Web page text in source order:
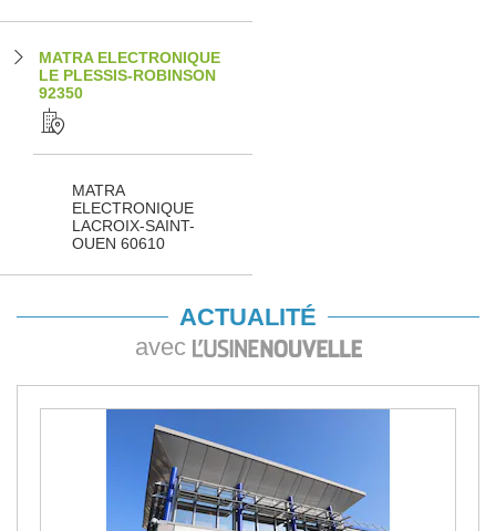
MATRA ELECTRONIQUE
LE PLESSIS-ROBINSON
92350
MATRA
ELECTRONIQUE
LACROIX-SAINT-
OUEN 60610
ACTUALITÉ
avec